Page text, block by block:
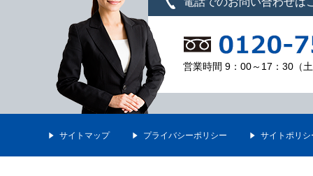
営業時間 9：00～17：30（
サイトマップ プライバシーポリシー サイトポリシ